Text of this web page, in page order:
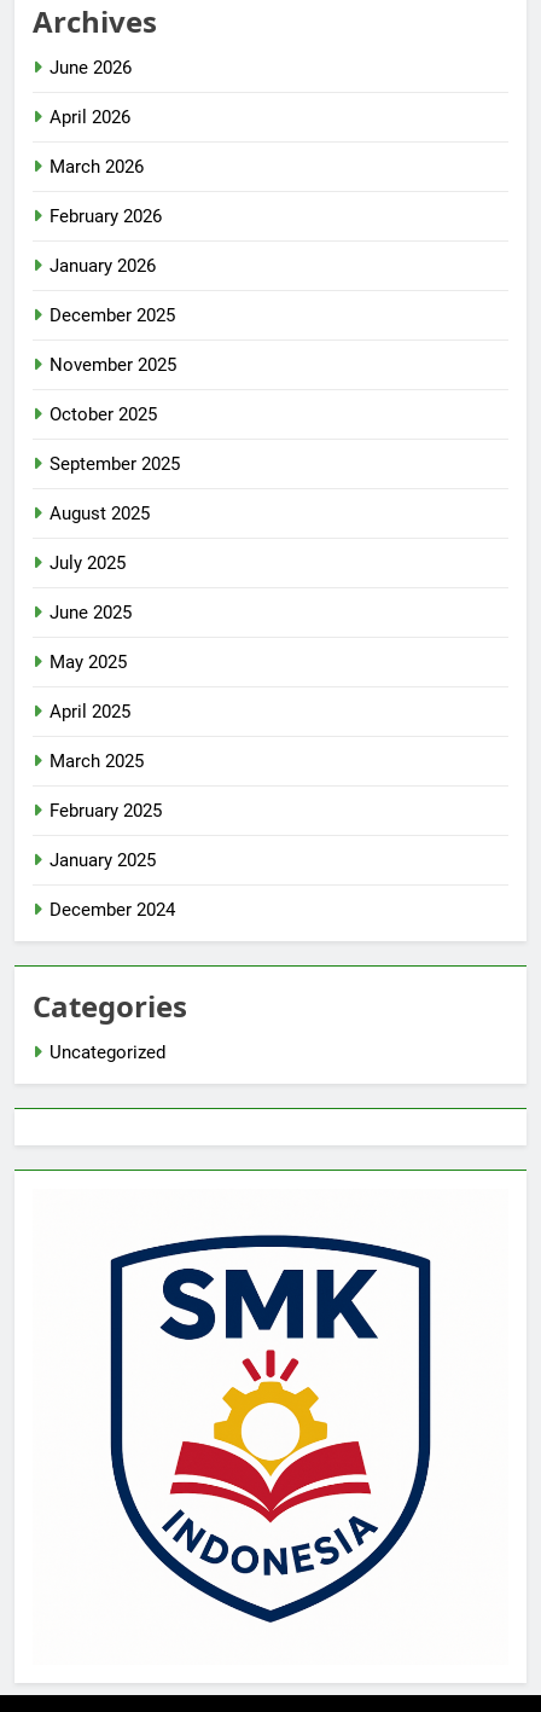
Archives
June 2026
April 2026
March 2026
February 2026
January 2026
December 2025
November 2025
October 2025
September 2025
August 2025
July 2025
June 2025
May 2025
April 2025
March 2025
February 2025
January 2025
December 2024
Categories
Uncategorized